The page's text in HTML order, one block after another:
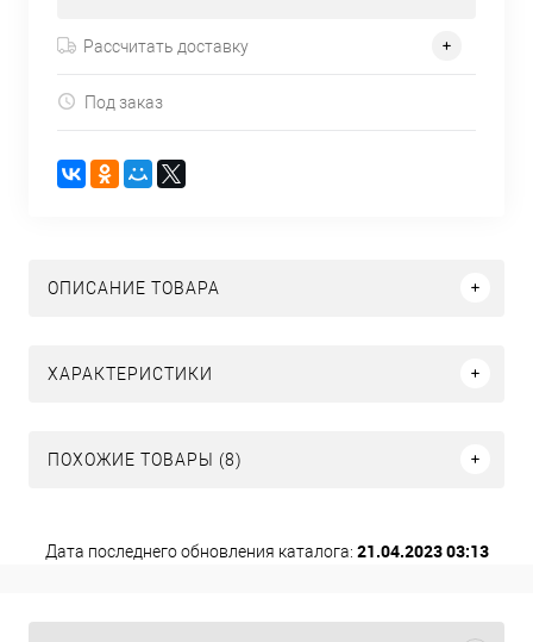
Рассчитать доставку
Под заказ
ОПИСАНИЕ ТОВАРА
ХАРАКТЕРИСТИКИ
ПОХОЖИЕ ТОВАРЫ (8)
Дата последнего обновления каталога: 21.04.2023 03:13